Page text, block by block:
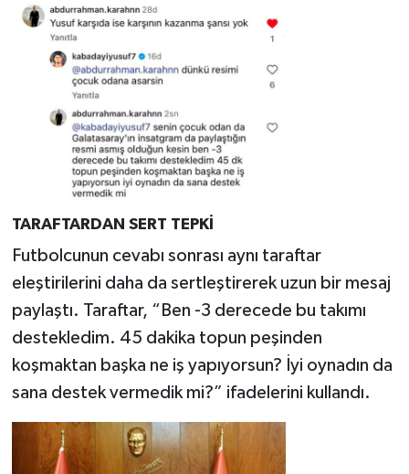
TARAFTARDAN SERT TEPKİ
Futbolcunun cevabı sonrası aynı taraftar
eleştirilerini daha da sertleştirerek uzun bir mesaj
paylaştı. Taraftar, “Ben -3 derecede bu takımı
destekledim. 45 dakika topun peşinden
koşmaktan başka ne iş yapıyorsun? İyi oynadın da
sana destek vermedik mi?” ifadelerini kullandı.